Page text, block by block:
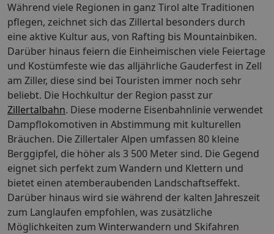
Während viele Regionen in ganz Tirol alte Traditionen
pflegen, zeichnet sich das Zillertal besonders durch
eine aktive Kultur aus, von Rafting bis Mountainbiken.
Darüber hinaus feiern die Einheimischen viele Feiertage
und Kostümfeste wie das alljährliche Gauderfest in Zell
am Ziller, diese sind bei Touristen immer noch sehr
beliebt. Die Hochkultur der Region passt zur
Zillertalbahn. Diese moderne Eisenbahnlinie verwendet
Dampflokomotiven in Abstimmung mit kulturellen
Bräuchen. Die Zillertaler Alpen umfassen 80 kleine
Berggipfel, die höher als 3 500 Meter sind. Die Gegend
eignet sich perfekt zum Wandern und Klettern und
bietet einen atemberaubenden Landschaftseffekt.
Darüber hinaus wird sie während der kalten Jahreszeit
zum Langlaufen empfohlen, was zusätzliche
Möglichkeiten zum Winterwandern und Skifahren